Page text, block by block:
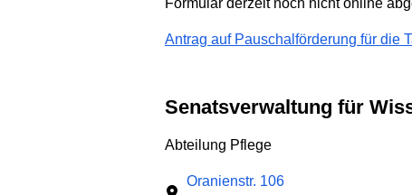
Formular derzeit noch nicht online
Antrag auf Pauschalförderung für die
Senatsverwaltung für
Abteilung Pflege
Oranienstr. 106